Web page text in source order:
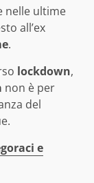
nelle ultime
all’ex
.
lockdown,
non è per
del
e